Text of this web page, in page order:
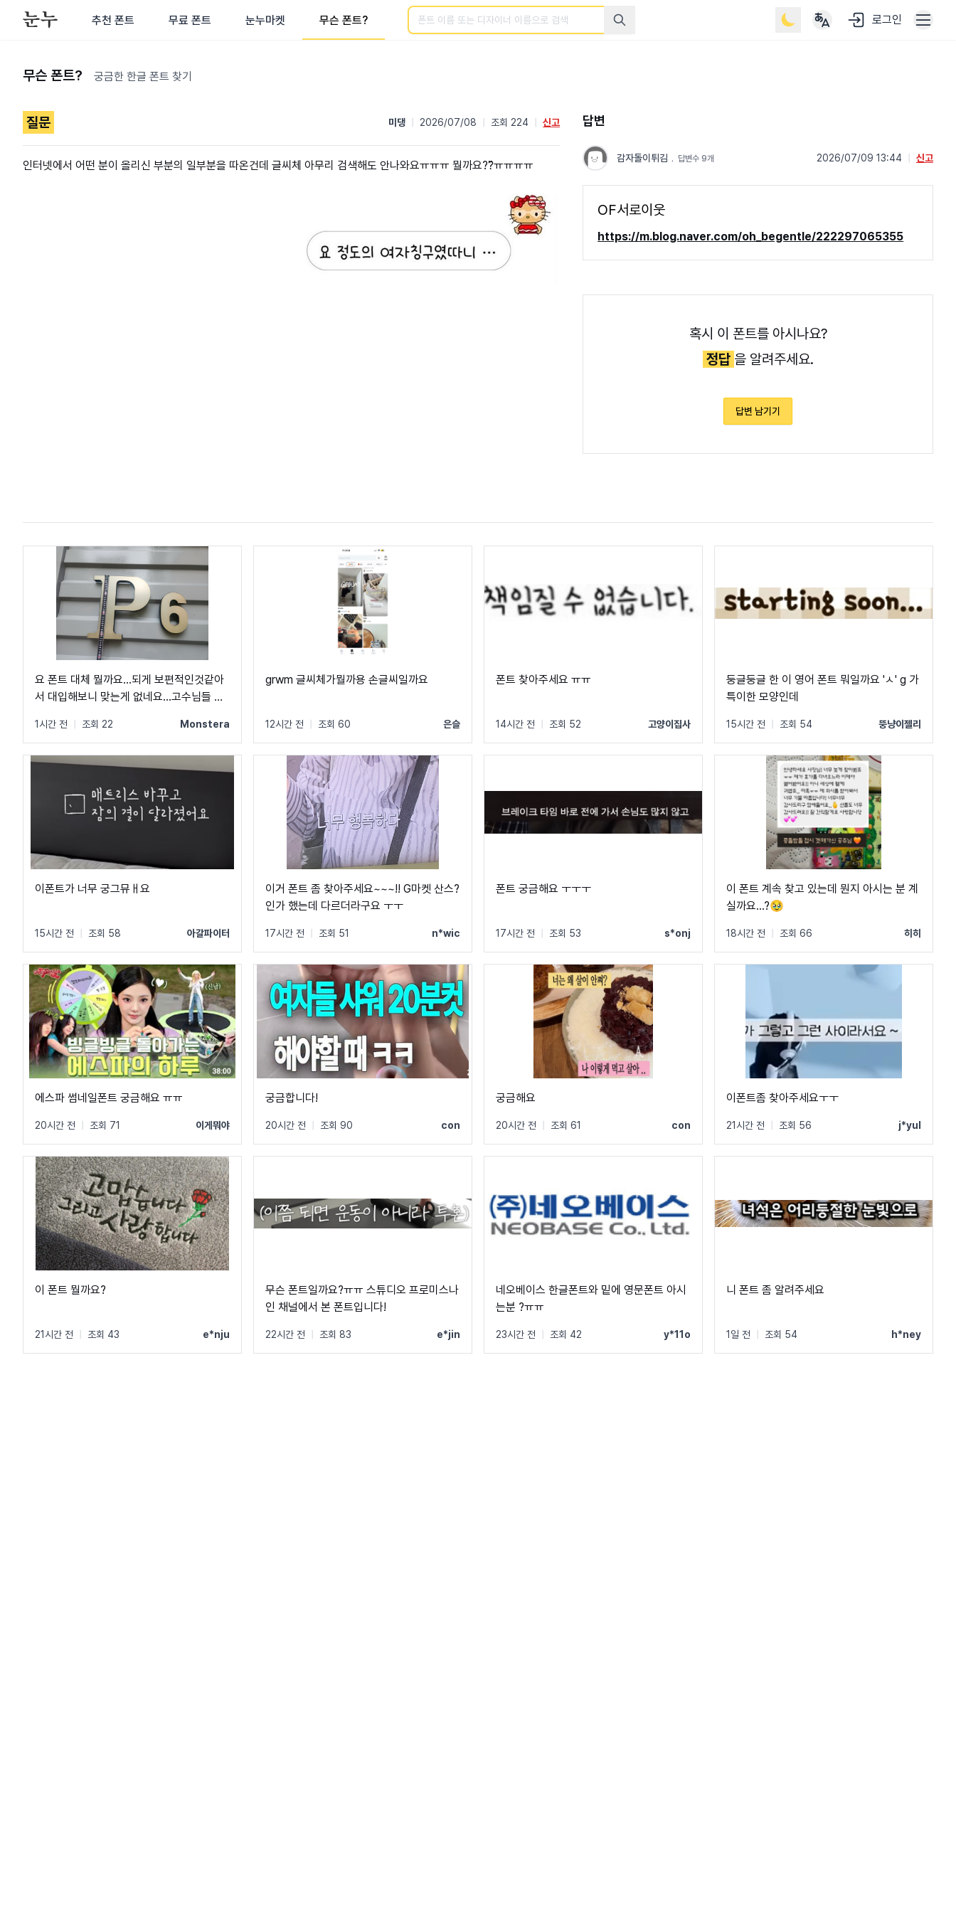
추천 폰트 무료 폰트 눈누마켓 무슨 폰트?
검색 로그인
무슨 폰트? 궁금한 한글 폰트 찾기
질문 미댕 2026/07/08 조회 224 신고
인터넷에서 어떤 분이 올리신 부분의 일부분을 따온건데 글씨체 아무리 검색해도 안나와요ㅠㅠㅠ 뭘까요??̆̈ㅠㅠㅠㅠ
답변
감자돌이튀김 ﹒ 답변수 9개 2026/07/09 13:44 신고
OF서로이웃
https://m.blog.naver.com/oh_begentle/222297065355
혹시 이 폰트를 아시나요?
정답 을 알려주세요.
답변 남기기
요 폰트 대체 뭘까요...되게 보편적인것같아
서 대입해보니 맞는게 없네요...고수님들 도
1시간 전 조회 22 Monstera
grwm 글씨체가뭘까용 손글씨일까요
12시간 전 조회 60 은슬
폰트 찾아주세요 ㅠㅠ
14시간 전 조회 52 고양이집사
둥글둥글 한 이 영어 폰트 뭐일까요 'ㅅ' g 가
특이한 모양인데
15시간 전 조회 54 뚱냥이젤리
이폰트가 너무 궁그뮤ㅐ요
15시간 전 조회 58 아갈파이터
이거 폰트 좀 찾아주세요~~~!! G마켓 산스?
인가 했는데 다르더라구요 ㅜㅜ
17시간 전 조회 51 n*wic
폰트 궁금해요 ㅜㅜㅜ
17시간 전 조회 53 s*onj
이 폰트 계속 찾고 있는데 뭔지 아시는 분 계
실까요...?🥹
18시간 전 조회 66 히히
에스파 썸네일폰트 궁금해요 ㅠㅠ
20시간 전 조회 71 이게뭐야
궁금합니다!
20시간 전 조회 90 con
궁금해요
20시간 전 조회 61 con
이폰트좀 찾아주세요ㅜㅜ
21시간 전 조회 56 j*yul
이 폰트 뭘까요?
21시간 전 조회 43 e*nju
무슨 폰트일까요?ㅠㅠ 스튜디오 프로미스나
인 채널에서 본 폰트입니다!
22시간 전 조회 83 e*jin
네오베이스 한글폰트와 밑에 영문폰트 아시
는분 ?ㅠㅠ
23시간 전 조회 42 y*11o
니 폰트 좀 알려주세요
1일 전 조회 54 h*ney